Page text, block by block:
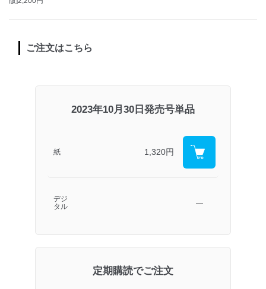
ご注文はこちら
2023年10月30日発売号単品
紙 1,320円
デジ
タル
―
定期購読でご注文